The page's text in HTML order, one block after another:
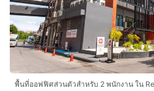
พื้นที่ออฟฟิศส่วนตัวสำหรับ 2 พนักงาน ใน